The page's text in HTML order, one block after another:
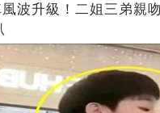
波升級！二姐三弟親